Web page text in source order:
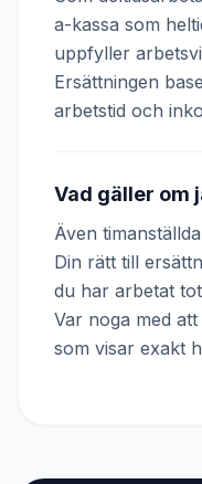
a-kassa som
uppfyller
Ersättningen
arbetstid och
Vad gäller om
Även
Din rätt till
du har arbetat
Var noga med
som visar exakt